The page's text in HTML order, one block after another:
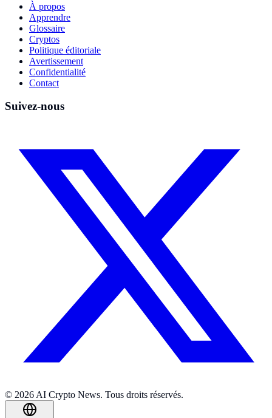
À propos
Apprendre
Glossaire
Cryptos
Politique éditoriale
Avertissement
Confidentialité
Contact
Suivez-nous
© 2026 AI Crypto News. Tous droits réservés.